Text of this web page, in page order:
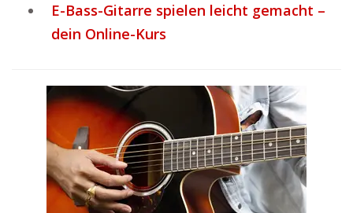
E-Bass-Gitarre spielen leicht gemacht –
dein Online-Kurs